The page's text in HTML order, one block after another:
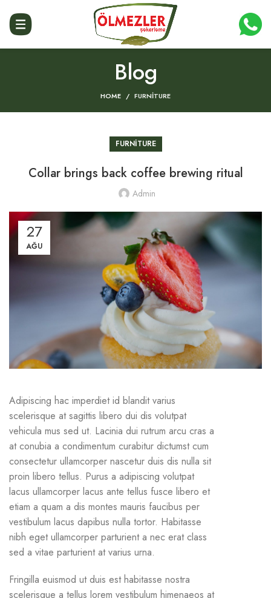
Blog
HOME FURNITURE
FURNITURE
Collar brings back coffee brewing ritual
Admin
27
AĞU
Adipiscing hac imperdiet id blandit varius
scelerisque at sagittis libero dui dis volutpat
vehicula mus sed ut. Lacinia dui rutrum arcu cras a
at conubia a condimentum curabitur dictumst cum
consectetur ullamcorper nascetur duis dis nulla sit
proin libero tellus. Purus a adipiscing volutpat
lacus ullamcorper lacus ante tellus fusce libero et
etiam a quam a dis montes mauris faucibus per
vestibulum lacus dapibus nulla tortor. Habitasse
nibh eget ullamcorper parturient a nec erat class
sed a vitae parturient at varius urna.
Fringilla euismod ut duis est habitasse nostra
scelerisque a tellus lorem vestibulum himenaeos at